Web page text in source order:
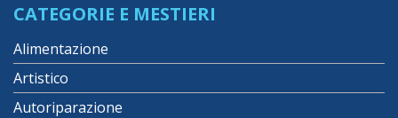
CATEGORIE E MESTIERI
Alimentazione
Artistico
Autoriparazione